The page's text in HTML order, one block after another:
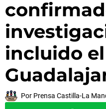
incluido
Por Prensa Castilla-La